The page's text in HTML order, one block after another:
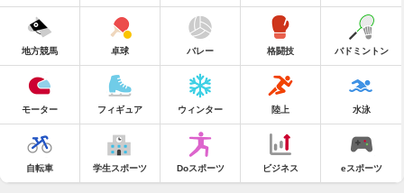
地方競馬 卓球 バレー 格闘技 バドミントン
モーター フィギュア ウィンター 陸上 水泳
自転車 学生スポーツ Doスポーツ ビジネス eスポーツ